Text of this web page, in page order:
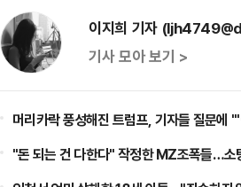
이지희 기자
기사 모아 보기 >
머리카락 풍성해진 트럼프, 기자들 질문에
"돈 되는 건 다한다" 작정한 MZ조폭들…소